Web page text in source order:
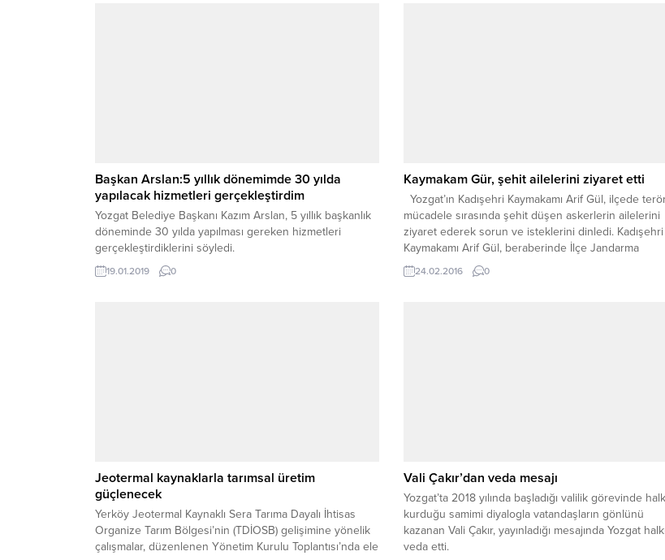
Başkan Arslan:5 yıllık dönemimde 30 yılda
yapılacak hizmetleri gerçekleştirdim
Yozgat Belediye Başkanı Kazım Arslan, 5 yıllık başkanlık
döneminde 30 yılda yapılması gereken hizmetleri
gerçekleştirdiklerini söyledi.
19.01.2019 0
Kaymakam Gür, şehit ailelerini ziyaret etti
Yozgat’ın Kadışehri Kaymakamı Arif Gül, ilçede
mücadele sırasında şehit düşen askerlerin ailelerini
ziyaret ederek sorun ve isteklerini dinledi. Kadışehri
Kaymakamı Arif Gül, beraberinde İlçe Jandarma
Komutanı Osman Yılmaz, Emniyet Amiri Osman Saffet
Taş, SYDV Müdürü Osman Sağlamer, Şehit Doğan
24.02.2016 0
Jeotermal kaynaklarla tarımsal üretim
güçlenecek
Yerköy Jeotermal Kaynaklı Sera Tarıma Dayalı İhtisas
Organize Tarım Bölgesi’nin (TDİOSB) gelişimine yönelik
çalışmalar, düzenlenen Yönetim Kurulu Toplantısı’nda ele
Vali Çakır’dan veda mesajı
Yozgat’ta 2018 yılında başladığı valilik görevinde
kurduğu samimi diyalogla vatandaşların gönlünü
kazanan Vali Çakır, yayınladığı mesajında Yozgat
veda etti.